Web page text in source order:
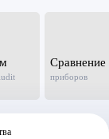
Сравнение
приборов